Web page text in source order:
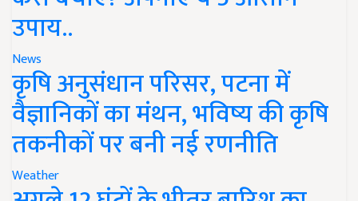
उपाय..
News
कृषि अनुसंधान परिसर, पटना में
वैज्ञानिकों का मंथन, भविष्य की कृषि
तकनीकों पर बनी नई रणनीति
Weather